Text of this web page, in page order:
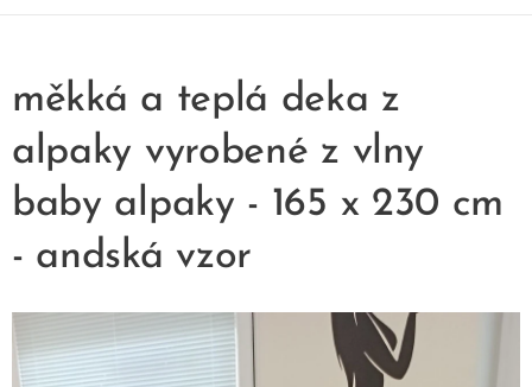
měkká a teplá deka z
alpaky vyrobené z vlny
baby alpaky - 165 x 230 cm
- andská vzor